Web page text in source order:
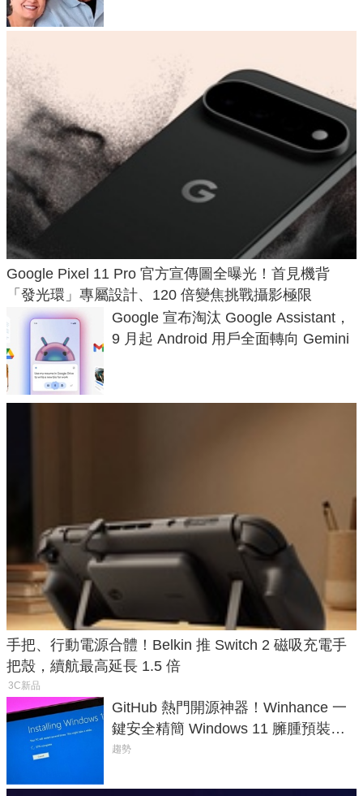
Google Pixel 11 Pro 官方宣傳圖全曝光！首見機背
「發光環」專屬設計、120 倍變焦挑戰攝影極限
Google 宣布淘汰 Google Assistant，
9 月起 Android 用戶全面轉向 Gemini
手把、行動電源合體！Belkin 推 Switch 2 磁吸充電手
把殼，續航最高延長 1.5 倍
3C新品
GitHub 熱門開源神器！Winhance 一
鍵安全精簡 Windows 11 臃腫預裝軟
體與後台追蹤
趨勢